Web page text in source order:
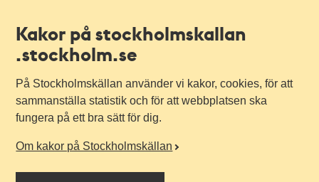
Kakor på stockholmskallan
.stockholm.se
På Stockholmskällan använder vi kakor, cookies, för att
sammanställa statistik och för att webbplatsen ska
fungera på ett bra sätt för dig.
Om kakor på Stockholmskällan